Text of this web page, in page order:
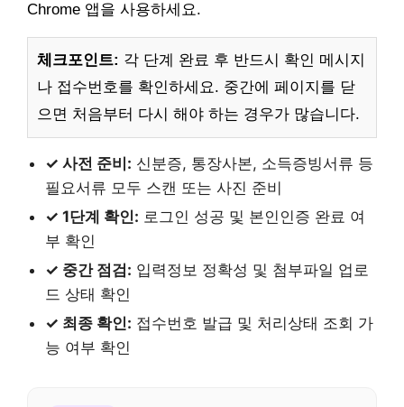
Chrome 앱을 사용하세요.
체크포인트: 각 단계 완료 후 반드시 확인 메시지
나 접수번호를 확인하세요. 중간에 페이지를 닫
으면 처음부터 다시 해야 하는 경우가 많습니다.
✓ 사전 준비: 신분증, 통장사본, 소득증빙서류 등
필요서류 모두 스캔 또는 사진 준비
✓ 1단계 확인: 로그인 성공 및 본인인증 완료 여
부 확인
✓ 중간 점검: 입력정보 정확성 및 첨부파일 업로
드 상태 확인
✓ 최종 확인: 접수번호 발급 및 처리상태 조회 가
능 여부 확인